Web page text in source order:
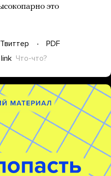
это
Твиттер
PDF
Что-что?